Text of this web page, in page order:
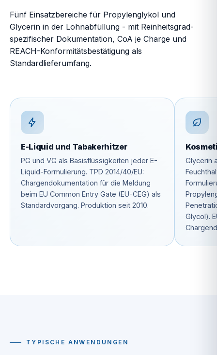
Fünf Einsatzbereiche für Propylenglykol und
Glycerin in der Lohnabfüllung - mit Reinheitsgrad-
spezifischer Dokumentation, CoA je Charge und
REACH-Konformitätsbestätigung als
Standardlieferumfang.
E-Liquid und Tabakerhitzer
PG und VG als Basisflüssigkeiten jeder E-
Liquid-Formulierung. TPD 2014/40/EU:
Chargendokumentation für die Meldung
beim EU Common Entry Gate (EU-CEG) als
Standardvorgang. Produktion seit 2010.
Glycerin
Glycol).
TYPISCHE ANWENDUNGEN